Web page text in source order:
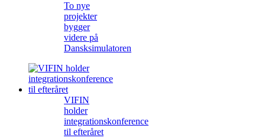
To nye
projekter
bygger
videre på
Dansksimulatoren
VIFIN
holder
integrationskonference
til efteråret